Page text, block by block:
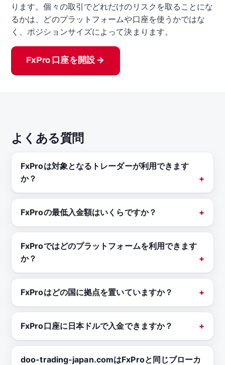
ります。個々の取引でどれだけのリスクを取ることにな
るかは、どのプラットフォームや口座を使うかではな
く、ポジションサイズによって決まります。
FxPro 口座を開設 →
よくある質問
FxProは対象となるトレーダーが利用できます
か？
FxProの最低入金額はいくらですか？
FxProではどのプラットフォームを利用できます
か？
FxProはどの国に拠点を置いていますか？
FxPro口座に日本ドルで入金できますか？
doo-trading-japan.comはFxProと同じブローカ